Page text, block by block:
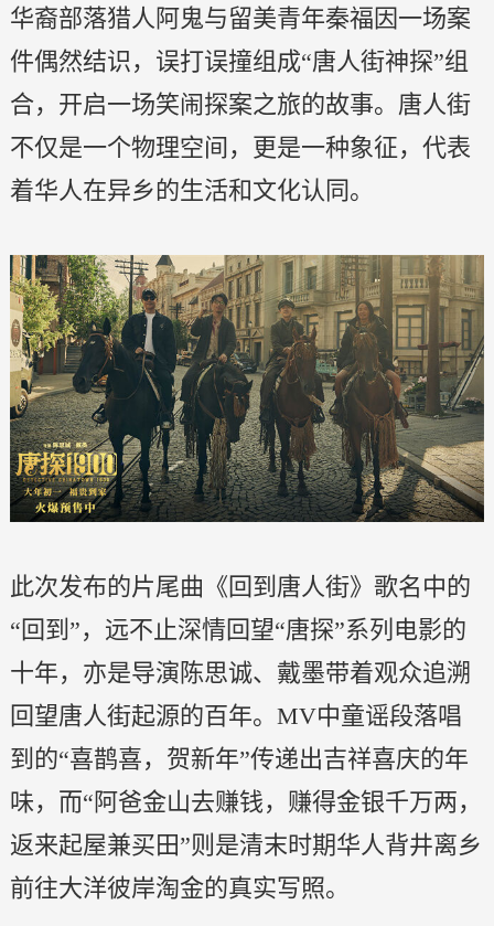
华裔部落猎人阿鬼与留美青年秦福因一场案
件偶然结识，误打误撞组成“唐人街神探”组
合，开启一场笑闹探案之旅的故事。唐人街
不仅是一个物理空间，更是一种象征，代表
着华人在异乡的生活和文化认同。
此次发布的片尾曲《回到唐人街》歌名中的
“回到”，远不止深情回望“唐探”系列电影的
十年，亦是导演陈思诚、戴墨带着观众追溯
回望唐人街起源的百年。MV中童谣段落唱
到的“喜鹊喜，贺新年”传递出吉祥喜庆的年
味，而“阿爸金山去赚钱，赚得金银千万两，
返来起屋兼买田”则是清末时期华人背井离乡
前往大洋彼岸淘金的真实写照。